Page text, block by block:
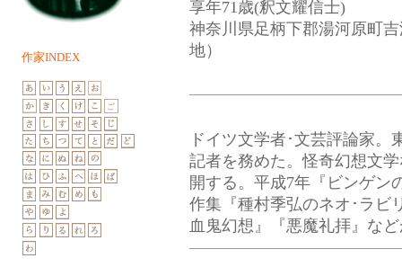
享年71歳(釈文耀信士)
神奈川県足柄下郡湯河原町
地）
ドイツ文学者･文芸評論家
記者を務めた。怪奇幻想文
開する。平成7年『ビンゲン
作集『種村季弘のネオ･ラビ
血鬼幻想』『悪魔礼拝』な
作家INDEX